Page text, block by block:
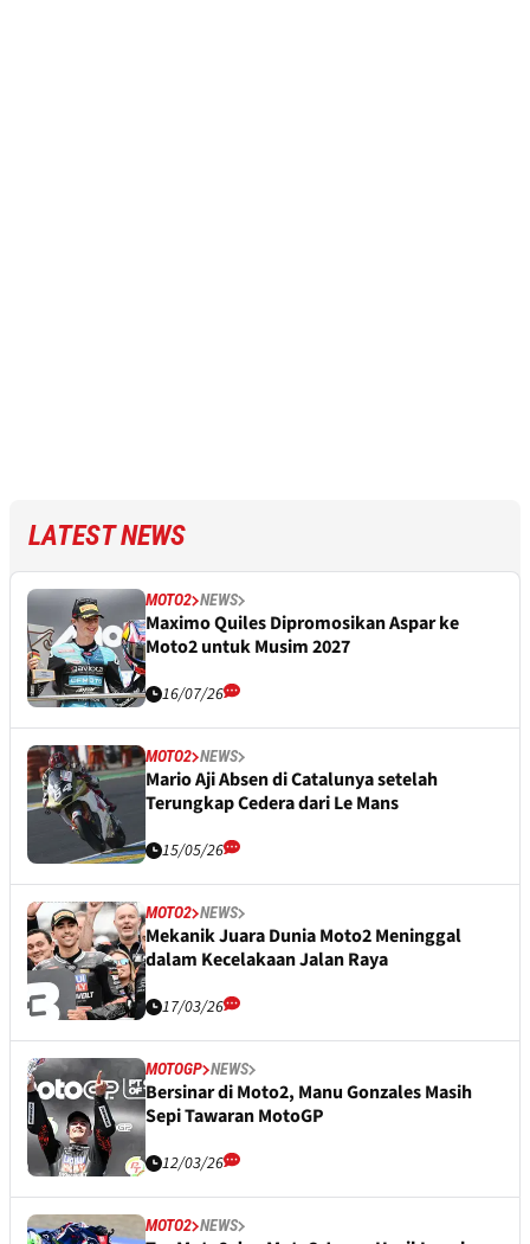
LATEST NEWS
MOTO2 NEWS
Maximo Quiles Dipromosikan Aspar ke
Moto2 untuk Musim 2027
16/07/26
MOTO2 NEWS
Mario Aji Absen di Catalunya setelah
Terungkap Cedera dari Le Mans
15/05/26
MOTO2 NEWS
Mekanik Juara Dunia Moto2 Meninggal
dalam Kecelakaan Jalan Raya
17/03/26
MOTOGP NEWS
Bersinar di Moto2, Manu Gonzales Masih
Sepi Tawaran MotoGP
12/03/26
MOTO2 NEWS